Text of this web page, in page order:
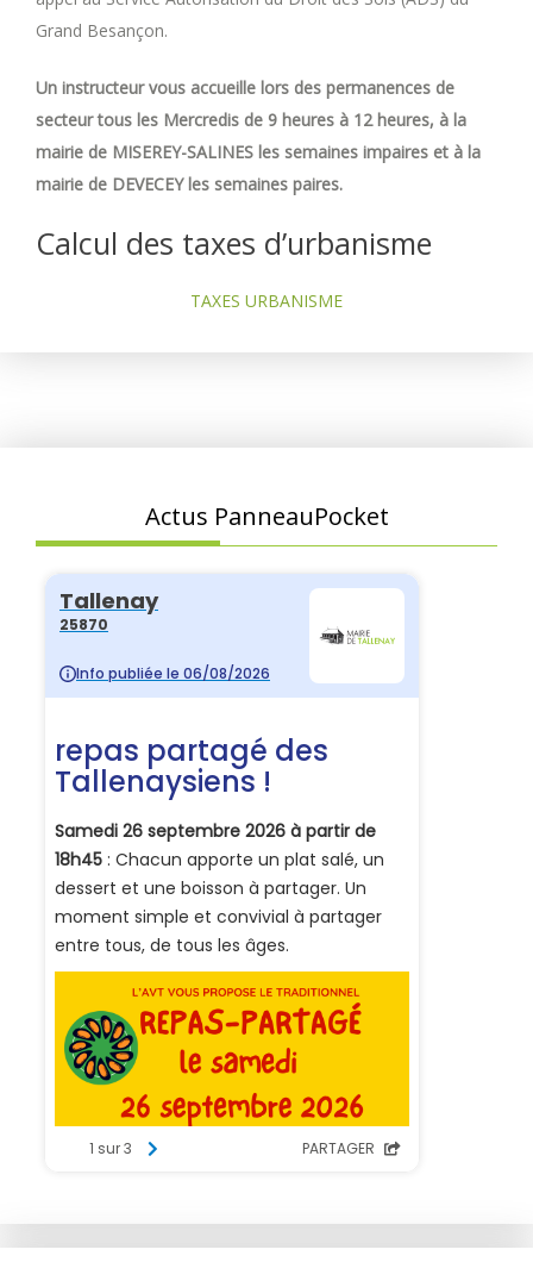
Grand Besançon.
Un instructeur vous accueille lors des permanences de
secteur tous les Mercredis de 9 heures à 12 heures, à la
mairie de MISEREY-SALINES les semaines impaires et à la
mairie de DEVECEY les semaines paires.
Calcul des taxes d’urbanisme
TAXES URBANISME
Actus PanneauPocket